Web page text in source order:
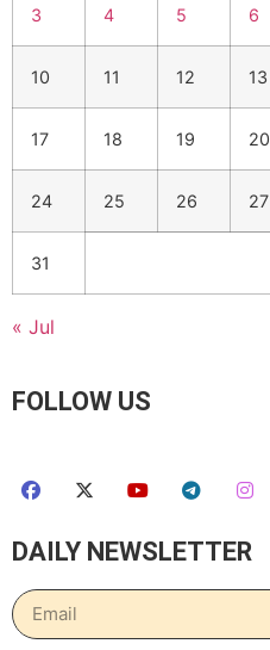
3 4 5 6
10 11 12 13
17 18 19 20
24 25 26 27
31
« Jul
FOLLOW US
DAILY NEWSLETTER